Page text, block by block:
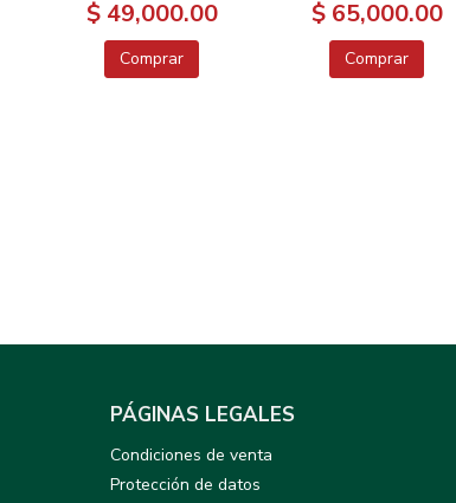
$ 49,000.00
Comprar
$ 65,000.00
Comprar
PÁGINAS LEGALES
Condiciones de venta
Protección de datos